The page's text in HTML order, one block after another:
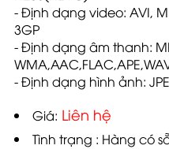
- Định dạng video: AVI,
3GP
- Định dạng âm thanh:
- Định dạng hình ảnh:
Giá: Liên hệ
Tình trạng : Hàng có